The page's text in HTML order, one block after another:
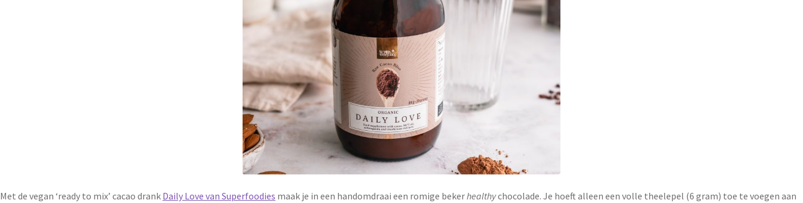
Met de vegan ‘ready to mix’ cacao drank Daily Love van Superfoodies maak je in een handomdraai een romige bekerhealthychocolade. Je hoeft alleen een volle theelepel (6 gram) toe te voegen aan